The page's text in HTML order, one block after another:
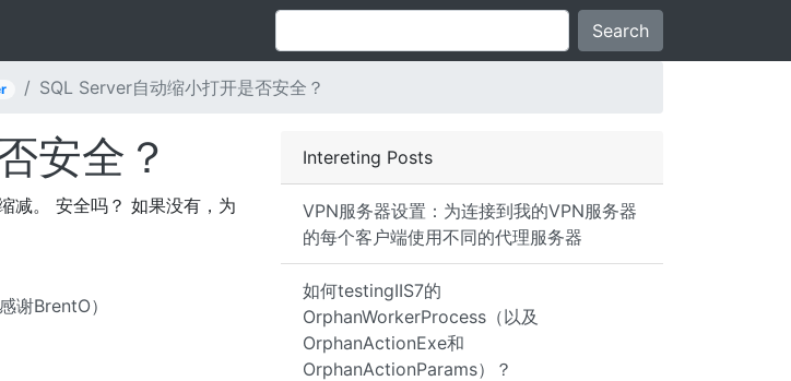
Search
SQL Server自动缩小打开是否安全？
Intereting Posts
VPN服务器设置：为连接到我的VPN服务器
的每个客户端使用不同的代理服务器
如何testingIIS7的
OrphanWorkerProcess（以及
OrphanActionExe和
OrphanActionParams）？
安全？
减。 安全吗？ 如果没有，为
谢BrentO）